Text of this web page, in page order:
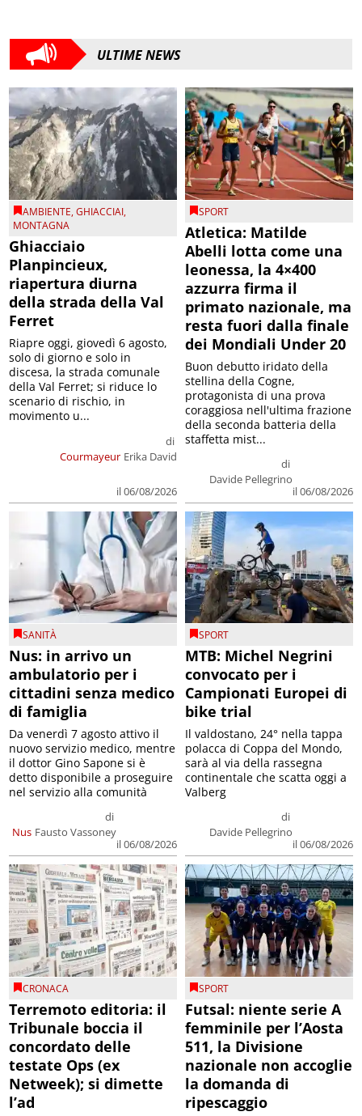
ULTIME NEWS
AMBIENTE,GHIACCIAI,
MONTAGNA
Ghiacciaio
Planpincieux,
riapertura diurna
della strada della Val
Ferret
Courmayeur
di
Erika David
il 06/08/2026
Riapre oggi, giovedì 6 agosto,
solo di giorno e solo in
discesa, la strada comunale
della Val Ferret; si riduce lo
scenario di rischio, in
movimento u...
SPORT
Atletica: Matilde
Abelli lotta come una
leonessa, la 4×400
azzurra firma il
primato nazionale, ma
resta fuori dalla finale
dei Mondiali Under 20
di
Davide Pellegrino
il 06/08/2026
Buon debutto iridato della
stellina della Cogne,
protagonista di una prova
coraggiosa nell'ultima frazione
della seconda batteria della
staffetta mist...
SANITÀ
Nus: in arrivo un
ambulatorio per i
cittadini senza medico
di famiglia
Nus
di
Fausto Vassoney
il 06/08/2026
Da venerdì 7 agosto attivo il
nuovo servizio medico, mentre
il dottor Gino Sapone si è
detto disponibile a proseguire
nel servizio alla comunità
SPORT
MTB: Michel Negrini
convocato per i
Campionati Europei di
bike trial
di
Davide Pellegrino
il 06/08/2026
Il valdostano, 24° nella tappa
polacca di Coppa del Mondo,
sarà al via della rassegna
continentale che scatta oggi a
Valberg
CRONACA
Terremoto editoria: il
Tribunale boccia il
concordato delle
testate Ops (ex
Netweek); si dimette
l’ad
SPORT
Futsal: niente serie A
femminile per l’Aosta
511, la Divisione
nazionale non accoglie
la domanda di
ripescaggio